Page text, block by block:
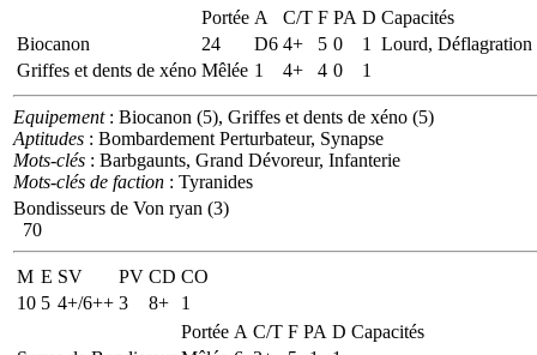
Portée A C/T F PA D Capacités
Biocanon
24 D6 4+ 5 0 1
Lourd, Déflagration
Griffes et dents de xéno Mêlée 1 4+ 4 0 1
Equipement: Biocanon (5), Griffes et dents de xéno (5)
Aptitudes : Bombardement Perturbateur, Synapse
Mots-clés : Barbgaunts, Grand Dévoreur, Infanterie
Mots-clés de faction : Tyranides
Bondisseurs de Von ryan (3)
70
M E SV PV CD CO
10 5 4+/6++ 3 8+
1
Portée A C/T F PA D Capacités